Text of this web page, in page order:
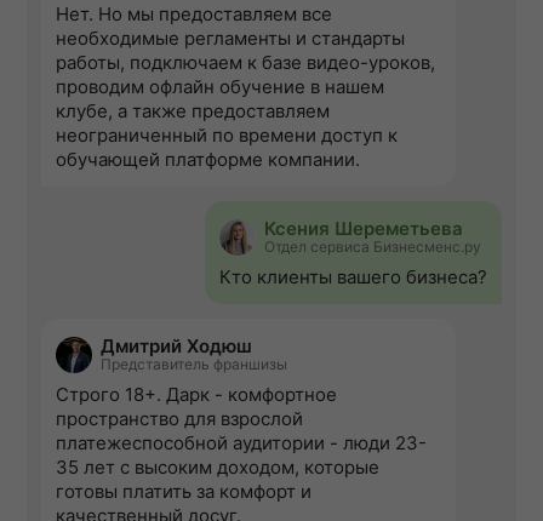
Нет. Но мы предоставляем все
необходимые регламенты и стандарты
работы, подключаем к базе видео-уроков,
проводим офлайн обучение в нашем
клубе, а также предоставляем
неограниченный по времени доступ к
обучающей платформе компании.
Ксения Шереметьева
Отдел сервиса Бизнесменс.ру
Кто клиенты вашего бизнеса?
Дмитрий Ходюш
Представитель франшизы
Строго 18+. Дарк - комфортное
пространство для взрослой
платежеспособной аудитории - люди 23-
35 лет с высоким доходом, которые
готовы платить за комфорт и
качественный досуг.